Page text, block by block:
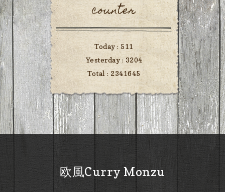
counter
Today : 511
Yesterday : 3204
Total : 2341645
欧風Curry Monzu